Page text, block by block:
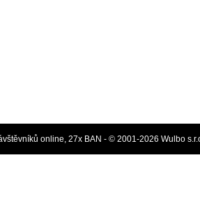
online, 27x BAN - © 2001-2026 Wulbo